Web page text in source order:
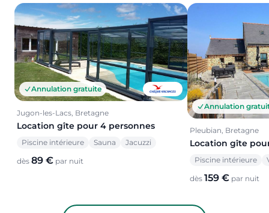
Annulation gratuite
Jugon-les-Lacs, Bretagne
Location gîte pour 4 personnes
Piscine intérieure Sauna Jacuzzi
dès 89 € par nuit
Annulation
Pleubian, Bretagne
Location gîte
Piscine intérieure
dès 159 € par nuit